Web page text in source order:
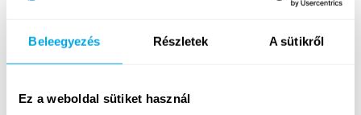
Beleegyezés Részletek A sütikről
Ez a weboldal sütiket használ
(foci, röpi, kosárlabda...)